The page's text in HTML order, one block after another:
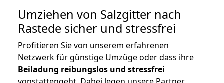
Umziehen von Salzgitter nach
Rastede sicher und stressfrei
Profitieren Sie von unserem erfahrenen
Netzwerk für günstige Umzüge oder dass ihre
Beiladung reibungslos und stressfrei